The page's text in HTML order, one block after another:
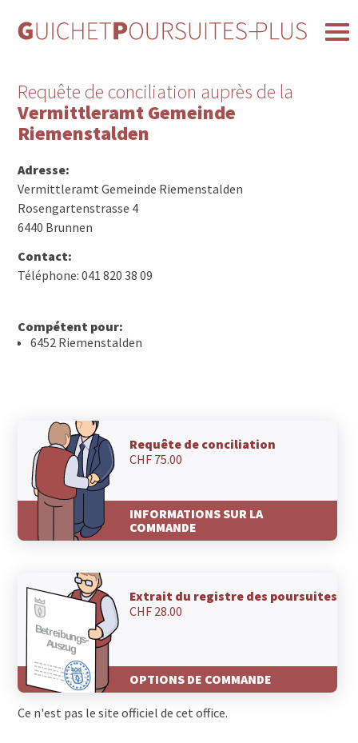
Requête de conciliation auprès de la
Vermittleramt Gemeinde
Riemenstalden
Adresse:
Vermittleramt Gemeinde Riemenstalden
Rosengartenstrasse 4
6440 Brunnen
Contact:
Téléphone: 041 820 38 09
Compétent pour:
6452 Riemenstalden
Requête de conciliation
CHF 75.00
INFORMATIONS SUR LA
COMMANDE
Extrait du registre des poursuites
CHF 28.00
OPTIONS DE COMMANDE
Ce n'est pas le site officiel de cet office.